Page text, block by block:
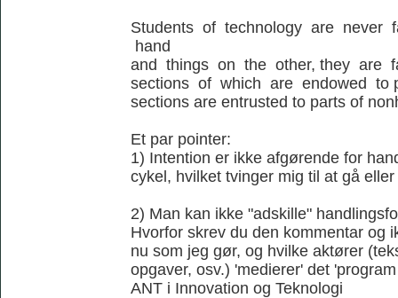
Students of technology are never
hand
and things on the other, they are
sections of which are endowed to
sections are entrusted to parts of
Et par pointer:
1) Intention er ikke afgørende for
cykel, hvilket tvinger mig til at gå
2) Man kan ikke "adskille"
Hvorfor skrev du den kommentar og
nu som jeg gør, og hvilke aktører
opgaver, osv.) 'medierer' det
ANT i Innovation og Teknologi